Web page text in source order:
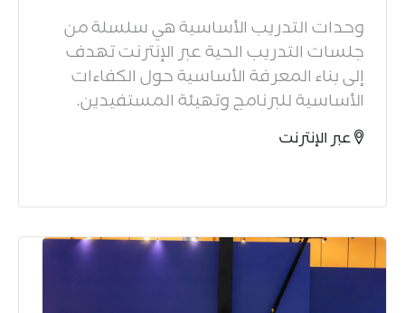
وحدات التدريب الأساسية هي سلسلة من
جلسات التدريب الحية عبر الإنترنت تهدف
إلى بناء المعرفة الأساسية حول الكفاءات
الأساسية للبرنامج وتهيئة المستفيدين.​
عبر الإنترنت